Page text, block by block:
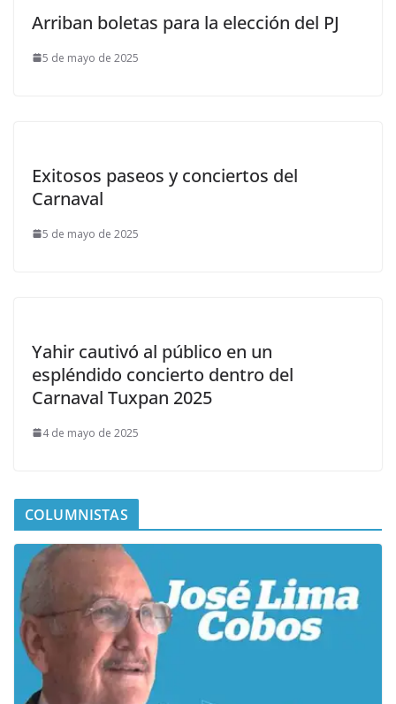
Arriban boletas para la elección del PJ
5 de mayo de 2025
Exitosos paseos y conciertos del
Carnaval
5 de mayo de 2025
Yahir cautivó al público en un
espléndido concierto dentro del
Carnaval Tuxpan 2025
4 de mayo de 2025
COLUMNISTAS